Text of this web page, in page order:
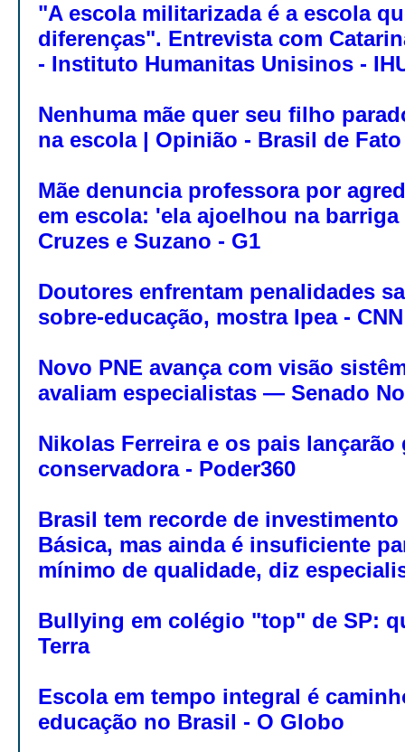
"A escola militarizada é a escola
diferenças". Entrevista com
- Instituto Humanitas Unisinos -
Nenhuma mãe quer seu filho
na escola | Opinião - Brasil de Fato
Mãe denuncia professora por
em escola: 'ela ajoelhou na
Cruzes e Suzano - G1
Doutores enfrentam penalidades
sobre-educação, mostra Ipea -
Novo PNE avança com visão
avaliam especialistas — Senado
Nikolas Ferreira e os pais lançarão
conservadora - Poder360
Brasil tem recorde de investimento
Básica, mas ainda é insuficiente
mínimo de qualidade, diz
Bullying em colégio "top" de SP:
Terra
Escola em tempo integral é
educação no Brasil - O Globo